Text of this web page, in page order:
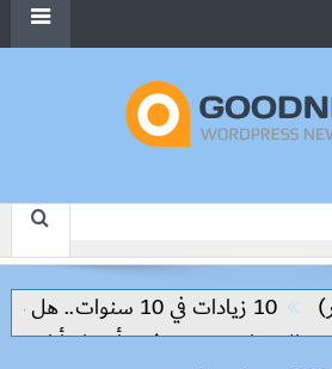
أوضاع أراضي الشروق والعبور